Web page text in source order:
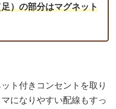
）の部分はマグネット
ト付きコンセントを取り
になりやすい配線もすっ